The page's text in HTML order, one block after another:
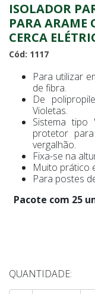
ISOLADOR
PARA ARAME
CERCA
Cód: 1117
Para utilizar
de fibra.
De
Violetas.
Sistema
protetor
vergalhão.
Fixa-se na
Muito prático
Para postes
Pacote com 25
QUANTIDADE: